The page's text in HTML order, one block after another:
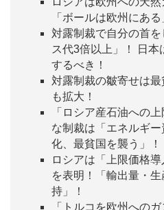
「ボールは欧州にある
対露制裁で自分の首
ス代3倍以上」！ 日本
するべき！
対露制裁の皺寄せは
も拡大！
「ロシア産石油への
な制裁は「エネルギ
化、最貧国を襲う」！
ロシアは「上限価格
を表明！「輸出量・
持」！
「トルコを欧州への